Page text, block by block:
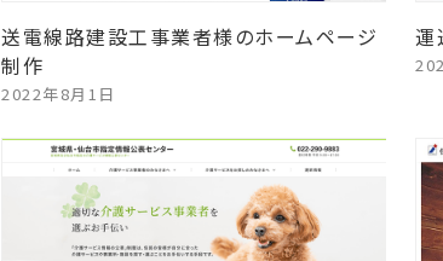
送電線路建設工事業者様のホームページ
制作
2022年8月1日
運